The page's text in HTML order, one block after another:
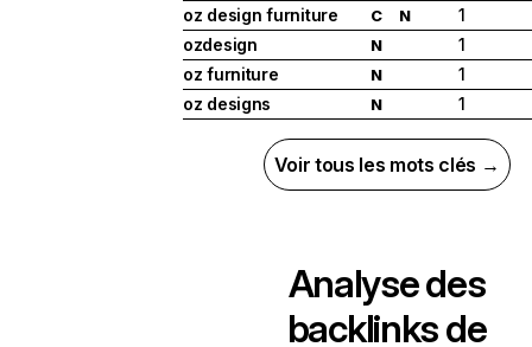
oz design furniture
C N
1
ozdesign
N
1
oz furniture
N
1
oz designs
N 1
Voir tous les mots clés →
Analyse des
backlinks de